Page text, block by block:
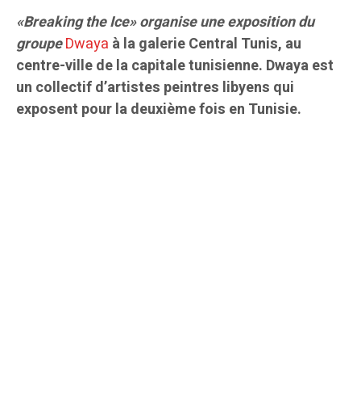
«Breaking the Ice» organise une exposition du
groupeDwaya à la galerie Central Tunis, au
centre-ville de la capitale tunisienne. Dwaya est
un collectif d’artistes peintres libyens qui
exposent pour la deuxième fois en Tunisie.